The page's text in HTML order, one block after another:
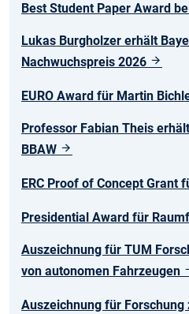
Best Student Paper Award
Lukas Burgholzer erhält
Nachwuchspreis 2026
EURO Award für Martin
Professor Fabian Theis
BBAW
ERC Proof of Concept Grant
Presidential Award für
Auszeichnung für TUM
von autonomen Fahrzeugen
Auszeichnung für